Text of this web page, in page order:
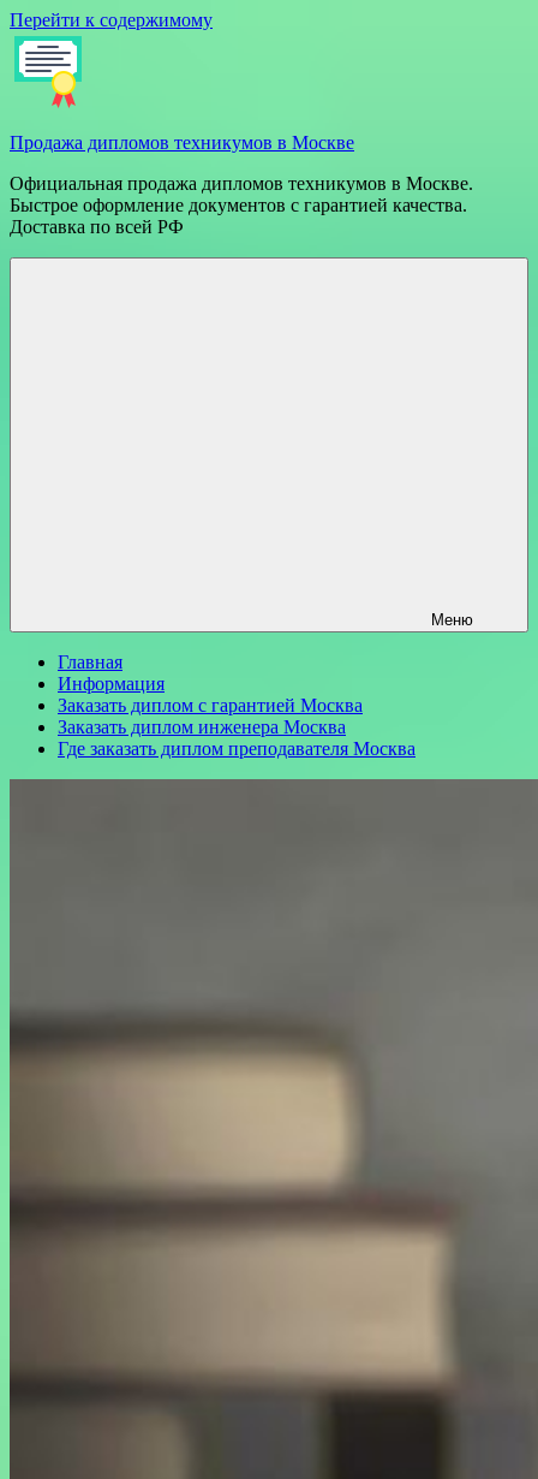
Перейти к содержимому
Продажа дипломов техникумов в Москве
Официальная продажа дипломов техникумов в Москве.
Быстрое оформление документов с гарантией качества.
Доставка по всей РФ
Меню
Главная
Информация
Заказать диплом с гарантией Москва
Заказать диплом инженера Москва
Где заказать диплом преподавателя Москва